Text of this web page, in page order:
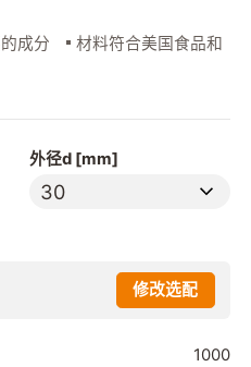
成分
材料符合美国食品和
外径d [mm]
30
修改选配
1000